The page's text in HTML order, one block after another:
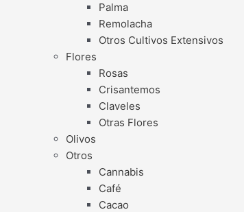
Palma
Remolacha
Otros Cultivos Extensivos
Flores
Rosas
Crisantemos
Claveles
Otras Flores
Olivos
Otros
Cannabis
Café
Cacao